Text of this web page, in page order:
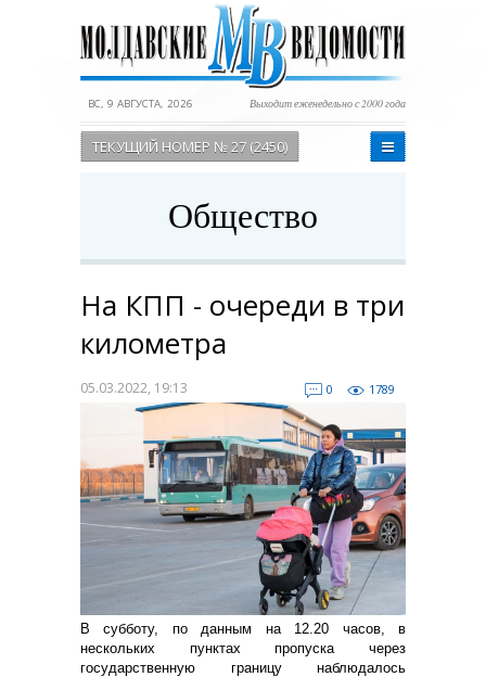
ВС, 9 АВГУСТА, 2026 Выходит еженедельно с 2000 года
ТЕКУЩИЙ НОМЕР № 27 (2450)
Общество
На КПП - очереди в три
километра
05.03.2022, 19:13 0 1789
В субботу, по данным на 12.20 часов, в
нескольких пунктах пропуска через
государственную границу наблюдалось